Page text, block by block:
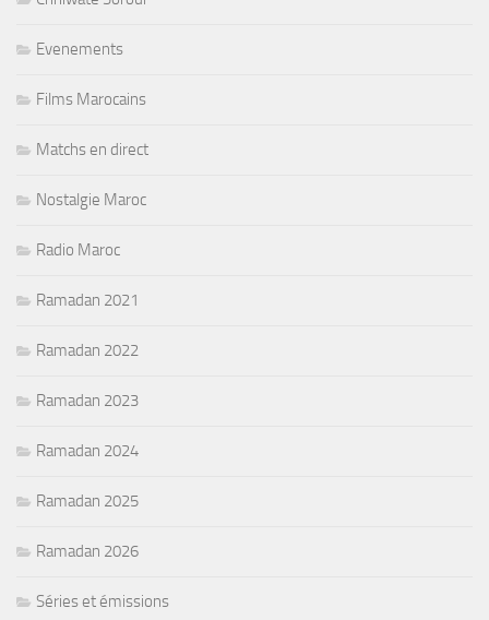
Evenements
Films Marocains
Matchs en direct
Nostalgie Maroc
Radio Maroc
Ramadan 2021
Ramadan 2022
Ramadan 2023
Ramadan 2024
Ramadan 2025
Ramadan 2026
Séries et émissions